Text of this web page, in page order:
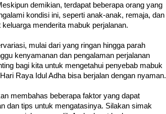
demikian, terdapat beberapa orang yang
kondisi ini, seperti anak-anak, remaja, dan
menderita mabuk perjalanan.
mulai dari yang ringan hingga parah
kenyamanan dan pengalaman perjalanan
bagi kita untuk mengetahui penyebab mabuk
Raya Idul Adha bisa berjalan dengan nyaman.
membahas beberapa faktor yang dapat
dan tips untuk mengatasinya. Silakan simak